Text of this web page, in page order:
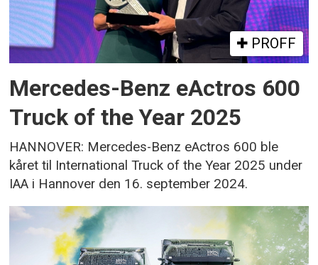
PROFF
Mercedes-Benz eActros 600
Truck of the Year 2025
HANNOVER: Mercedes-Benz eActros 600 ble
kåret til International Truck of the Year 2025 under
IAA i Hannover den 16. september 2024.